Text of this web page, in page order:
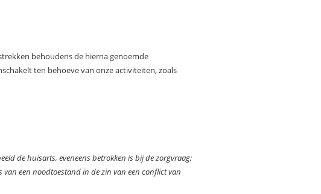
behoudens de hierna genoemde
ten behoeve van onze activiteiten, zoals
de huisarts, eveneens betrokken is bij de zorgvraag;
een noodtoestand in de zin van een conflict van